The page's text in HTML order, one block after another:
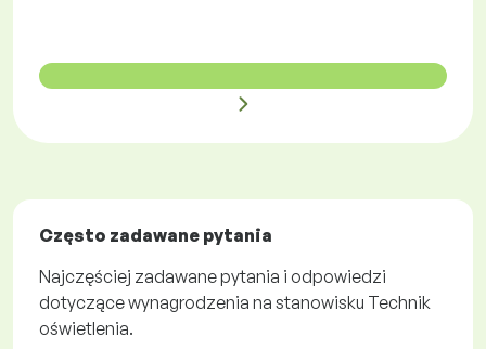
Często zadawane pytania
Najczęściej zadawane pytania i odpowiedzi
dotyczące wynagrodzenia na stanowisku Technik
oświetlenia.